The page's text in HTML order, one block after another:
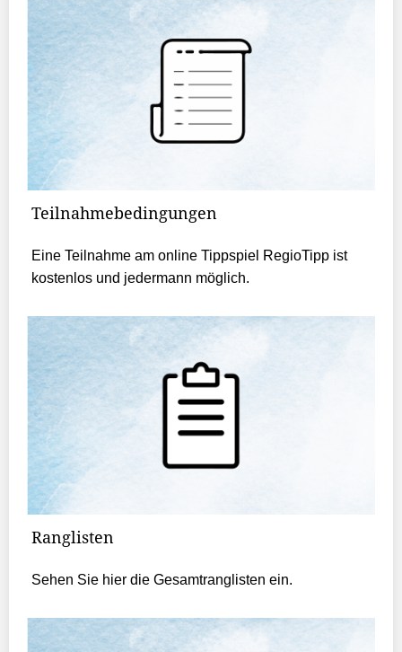
Teilnahmebedingungen
Eine Teilnahme am online Tippspiel RegioTipp ist
kostenlos und jedermann möglich.
Ranglisten
Sehen Sie hier die Gesamtranglisten ein.